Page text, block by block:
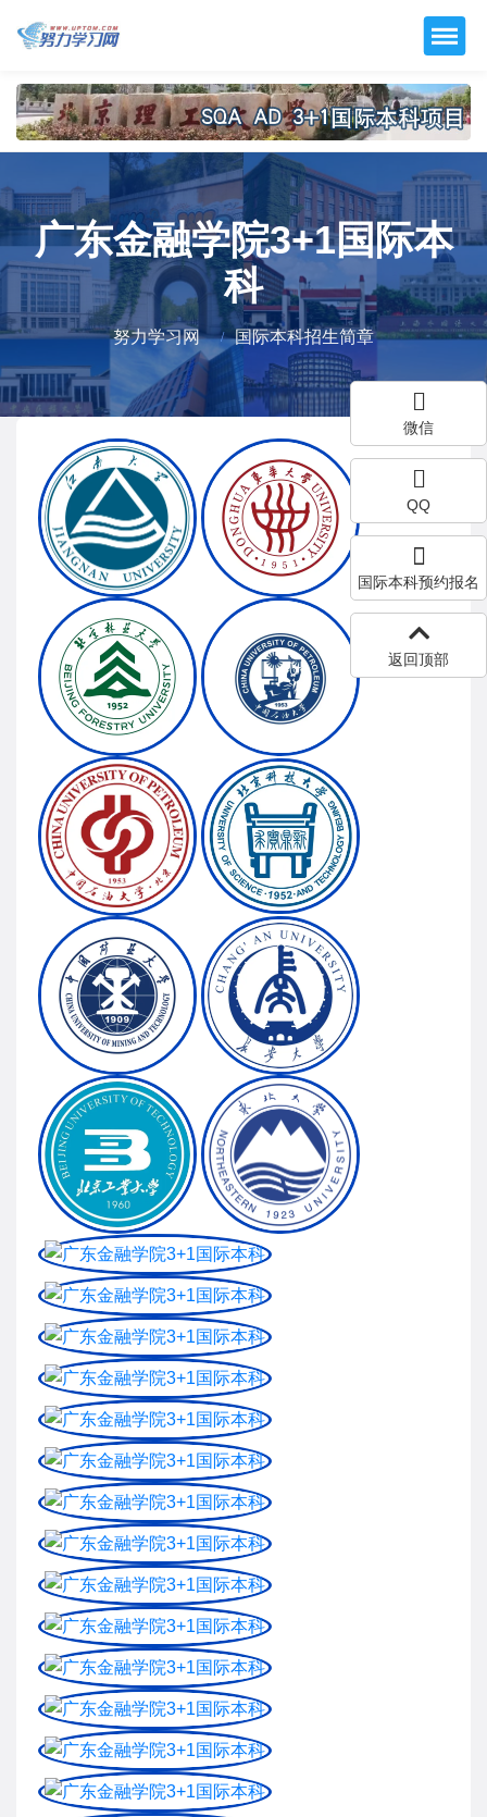
广东金融学院3+1国际本
科
努力学习网 国际本科招生简章
微信
QQ
国际本科预约报名
返回顶部